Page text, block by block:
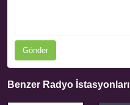
Gönder
Benzer Radyo İstasyonları